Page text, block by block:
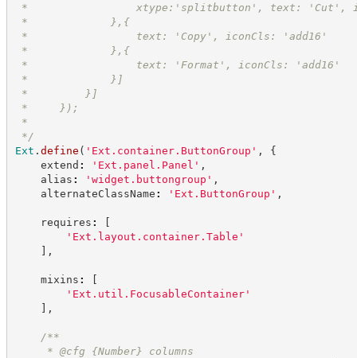
*                 xtype:'splitbutton', text: 'Cut',
*             },{
*                 text: 'Copy', iconCls: 'add16'
*             },{
*                 text: 'Format', iconCls: 'add16'
*             }]
*         }]
*     });
*
*/
Ext . define ( ' Ext.container.ButtonGroup ' ,
{
extend : ' Ext.panel.Panel ' ,
alias : ' widget.buttongroup ' ,
alternateClassName : ' Ext.ButtonGroup ' ,
requires :
[
' Ext.layout.container.Table '
] ,
mixins :
[
' Ext.util.FocusableContainer'
] ,
/**
* @cfg {Number}
columns